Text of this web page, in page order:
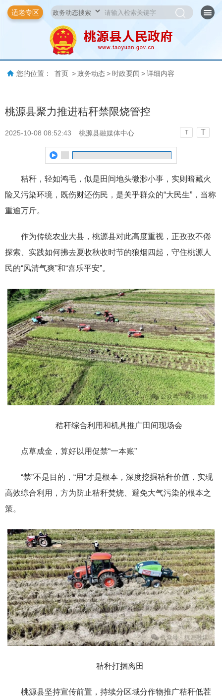
适老专区
您的位置： 首页 > 政务动态 > 时政要闻 > 详细内容
桃源县聚力推进秸秆禁限烧管控
2025-10-08 08:52:43 桃源县融媒体中心 T T
秸秆，轻如鸿毛，似是田间地头微渺小事，实则暗藏火
险又污染环境，既伤财还伤民，是关乎群众的“大民生”，当称
重逾万斤。
作为传统农业大县，桃源县对此高度重视，正孜孜不倦
探索、实践如何拂去夏收秋收时节的狼烟四起，守住桃源人
民的“风清气爽”和“喜乐平安”。
秸秆综合利用和机具推广田间现场会
点草成金，算好以用促禁“一本账”
“禁”不是目的，“用”才是根本，深度挖掘秸秆价值，实现
高效综合利用，方为防止秸秆焚烧、避免大气污染的根本之
策。
秸秆打捆离田
桃源县坚持宣传前置，持续分区域分作物推广秸秆低茬